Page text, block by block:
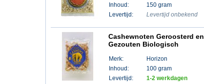
Inhoud:
150 gram
Levertijd:
Levertijd onbekend
Cashewnoten Geroosterd en
Gezouten Biologisch
Merk:
Horizon
Inhoud:
100 gram
Levertijd:
1-2 werkdagen